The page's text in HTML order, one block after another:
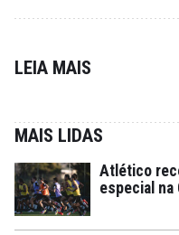
LEIA MAIS
MAIS LIDAS
Atlético
especial na